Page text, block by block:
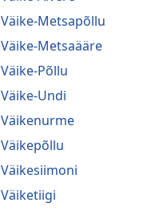
Väike-Metsapõllu
Väike-Metsaääre
Väike-Põllu
Väike-Undi
Väikenurme
Väikepõllu
Väikesiimoni
Väiketiigi